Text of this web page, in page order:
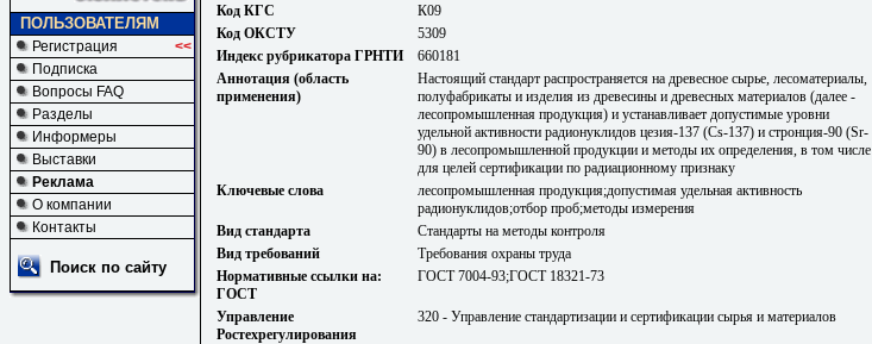
ПОЛЬЗОВАТЕЛЯМ
Регистрация
<<
Подписка
Вопросы FAQ
Разделы
Информеры
Выставки
Реклама
О компании
Контакты
Поиск по сайту
Код КГС
К09
Код ОКСТУ
5309
Индекс рубрикатора ГРНТИ
660181
Аннотация (область
применения)
Настоящий стандарт распространяется на древесное сырье, лесоматериалы,
полуфабрикаты и изделия из древесины и древесных материалов (далее -
лесопромышленная продукция) и устанавливает допустимые уровни
удельной активности радионуклидов цезия-137 (Cs-137) и стронция-90 (Sr-
90) в лесопромышленной продукции и методы их определения, в том числе
для целей сертификации по радиационному признаку
Ключевые слова
лесопромышленная продукция;допустимая удельная активность
радионуклидов;отбор проб;методы измерения
Вид стандарта
Стандарты на методы контроля
Вид требований
Требования охраны труда
Нормативные ссылки на:
ГОСТ
ГОСТ 7004-93;ГОСТ 18321-73
Управление
Ростехрегулирования
320 - Управление стандартизации и сертификации сырья и материалов